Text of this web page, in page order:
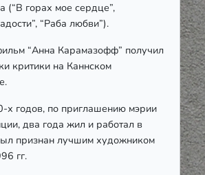
(“В горах мое сердце”,
“Раба любви”).
“Анна Карамазофф” получил
критики на Каннском
х годов, по приглашению мэрии
два года жил и работал в
признан лучшим художником
гг.